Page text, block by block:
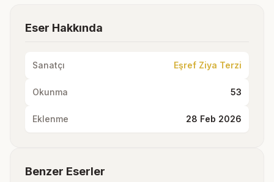
Eser Hakkında
Sanatçı Eşref Ziya Terzi
Okunma 53
Eklenme 28 Feb 2026
Benzer Eserler